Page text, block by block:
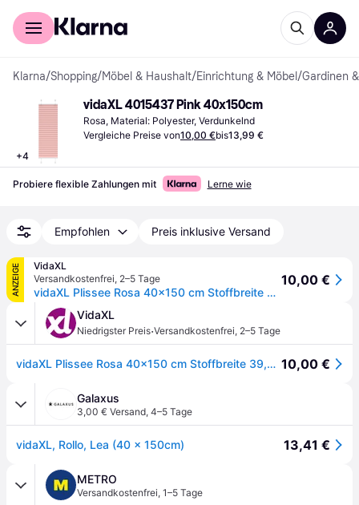
Für Shopper
Klarna/Shopping/Möbel & Haushalt/Einrichtung & Möbel /Gardinen
+4
vidaXL 4015437 Pink 40x150cm
Rosa, Material: Polyester, Verdunkelnd
Vergleiche Preise von10,00 €bis13,99 €
Probiere flexible Zahlungen mit Lerne wie
Empfohlen Preis inklusive Versand
ANZEIGE
VidaXL
Versandkostenfrei, 2–5 Tage
vidaXL Plissee Rosa 40x150 cm Stoffbreite 39,4 cm Polyester
10,00 €
VidaXL
Niedrigster Preis·Versandkostenfrei, 2–5 Tage
vidaXL Plissee Rosa 40x150 cm Stoffbreite 39,4 cm Polyester 10,00 €
Galaxus
3,00 € Versand, 4–5 Tage
vidaXL, Rollo, Lea (40 x 150cm) 13,41 €
METRO
Versandkostenfrei, 1–5 Tage